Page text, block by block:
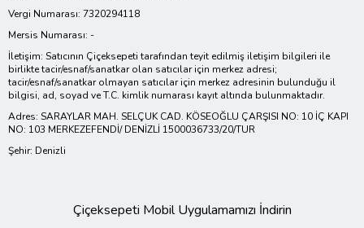
Vergi Numarası: 7320294118
Mersis Numarası: -
İletişim: Satıcının Çiçeksepeti tarafından teyit edilmiş iletişim bilgileri ile
birlikte tacir/esnaf/sanatkar olan satıcılar için merkez adresi;
tacir/esnaf/sanatkar olmayan satıcılar için merkez adresinin bulunduğu il
bilgisi, ad, soyad ve T.C. kimlik numarası kayıt altında bulunmaktadır.
Adres: SARAYLAR MAH. SELÇUK CAD. KÖSEOĞLU ÇARŞISI NO: 10 İÇ KAPI
NO: 103 MERKEZEFENDİ/ DENİZLİ 1500036733/20/TUR
Şehir: Denizli
Çiçeksepeti Mobil Uygulamamızı İndirin